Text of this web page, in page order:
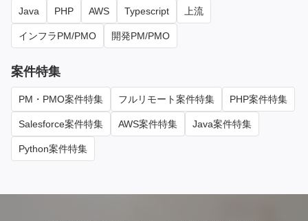
Java PHP AWS Typescript 上流
インフラPM/PMO 開発PM/PMO
案件特集
PM・PMO案件特集 フルリモート案件特集 PHP案件特集
Salesforce案件特集 AWS案件特集 Java案件特集
Python案件特集